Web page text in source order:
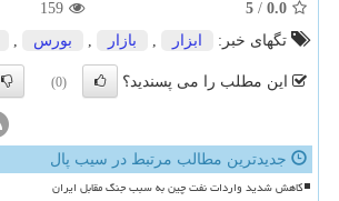
0.0
/
5
159
تگهای خبر:
ابزار , بازار , بورس ,
این مطلب را می پسندید؟ (0)
جدیدترین مطالب مرتبط در سیب پال
کاهش شدید واردات نفت چین به سبب جنگ مقابل ایران